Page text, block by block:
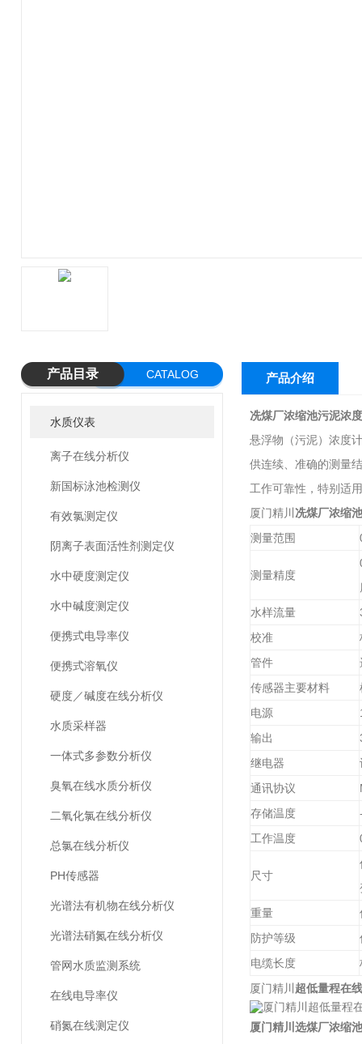
产品目录 CATALOG
水质仪表
离子在线分析仪
新国标泳池检测仪
有效氯测定仪
阴离子表面活性剂测定仪
水中硬度测定仪
水中碱度测定仪
便携式电导率仪
便携式溶氧仪
硬度／碱度在线分析仪
水质采样器
一体式多参数分析仪
臭氧在线水质分析仪
二氧化氯在线分析仪
总氯在线分析仪
PH传感器
光谱法有机物在线分析仪
光谱法硝氮在线分析仪
管网水质监测系统
在线电导率仪
硝氮在线测定仪
产品介绍
冼煤厂浓缩池污泥浓
悬浮物（污泥）浓度
供连续、准确的测量
工作可靠性，特别适
厦门精川 冼煤厂浓缩
测量范围
测量精度
水样流量
校准
管件
传感器主要材料
电源
输出
继电器
通讯协议
存储温度
工作温度
尺寸
重量
防护等级
电缆长度
厦门精川 超低量程在
厦门精川 选煤厂浓缩